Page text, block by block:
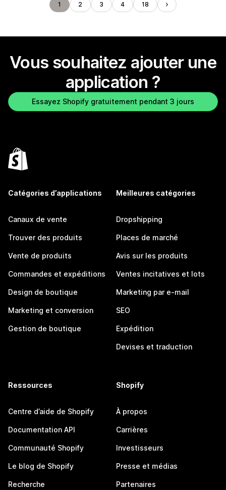
1 2 3 4 18
Vous souhaitez ajouter une
application ?
Essayez Shopify gratuitement pendant 3 jours
Catégories d’applications
Canaux de vente
Trouver des produits
Vente de produits
Commandes et expéditions
Design de boutique
Marketing et conversion
Gestion de boutique
Meilleures catégories
Dropshipping
Places de marché
Avis sur les produits
Ventes incitatives et lots
Marketing par e-mail
SEO
Expédition
Devises et traduction
Ressources
Centre d’aide de Shopify
Documentation API
Communauté Shopify
Le blog de Shopify
Recherche
Shopify
À propos
Carrières
Investisseurs
Presse et médias
Partenaires